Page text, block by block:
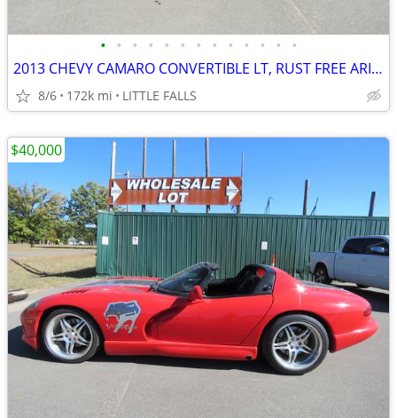
• • • • • • • • • • • • •
2013 CHEVY CAMARO CONVERTIBLE LT, RUST FREE ARIZONA CAR,RUNS EXCELLENT
8/6 172k mi LITTLE FALLS
$40,000